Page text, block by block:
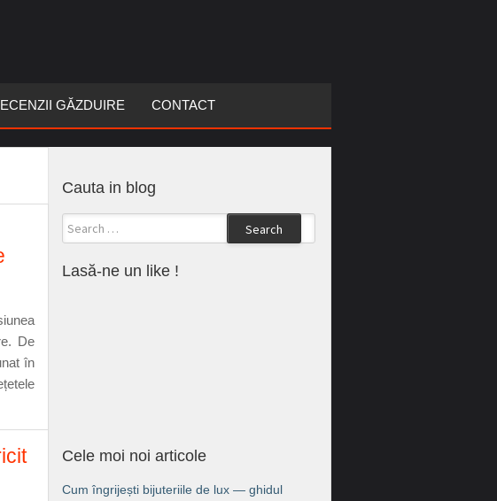
GĂZDUIRE CONTACT
De
în
Cauta in blog
Search
Lasă-ne un like !
Cele moi noi articole
Cum îngrijești bijuteriile de lux — ghidul